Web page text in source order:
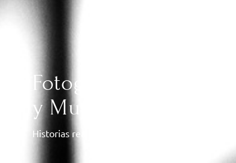
Fotografía y Vídeo
y Murcia
Historias reales, sin poses forzadas, con luz y